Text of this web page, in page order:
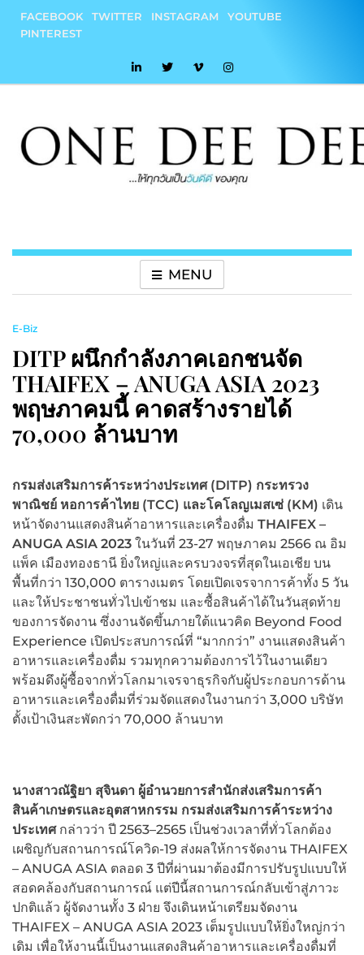
content
FACEBOOK TWITTER INSTAGRAM
YOUTUBE
PINTEREST
MENU
E-Biz
DITP ผนึกกำลังภาคเอกชนจัด
THAIFEX – ANUGA ASIA 2023
พฤษภาคมนี้ คาดสร้างรายได้
70,000 ล้านบาท
กรมส่งเสริมการค้าระหว่างประเทศ (DITP) กระทรวง
พาณิชย์ หอการค้าไทย (TCC) และโคโลญเมสเซ่ (KM) เดิน
หน้าจัดงานแสดงสินค้าอาหารและเครื่องดื่ม THAIFEX –
ANUGA ASIA 2023 ในวันที่ 23-27 พฤษภาคม 2566 ณ อิม
แพ็ค เมืองทองธานี ยิ่งใหญ่และครบวงจรที่สุดในเอเชีย บน
พื้นที่กว่า 130,000 ตารางเมตร โดยเปิดเจรจาการค้าทั้ง 5 วัน
และให้ประชาชนทั่วไปเข้าชม และซื้อสินค้าได้ในวันสุดท้าย
ของการจัดงาน ซึ่งงานจัดขึ้นภายใต้แนวคิด Beyond Food
Experience เปิดประสบการณ์ที่ “มากกว่า” งานแสดงสินค้า
อาหารและเครื่องดื่ม รวมทุกความต้องการไว้ในงานเดียว
พร้อมดึงผู้ซื้อจากทั่วโลกมาเจรจาธุรกิจกับผู้ประกอบการด้าน
อาหารและเครื่องดื่มที่ร่วมจัดแสดงในงานกว่า 3,000 บริษัท
ตั้งเป้าเงินสะพัดกว่า 70,000 ล้านบาท
นางสาวณัฐิยา สุจินดา ผู้อำนวยการสำนักส่งเสริมการค้า
สินค้าเกษตรและอุตสาหกรรม กรมส่งเสริมการค้าระหว่าง
ประเทศ กล่าวว่า ปี 2563–2565 เป็นช่วงเวลาที่ทั่วโลกต้อง
เผชิญกับสถานการณ์โควิด-19 ส่งผลให้การจัดงาน THAIFEX
– ANUGA ASIA ตลอด 3 ปีที่ผ่านมาต้องมีการปรับรูปแบบให้
สอดคล้องกับสถานการณ์ แต่ปีนี้สถานการณ์กลับเข้าสู่ภาวะ
ปกติแล้ว ผู้จัดงานทั้ง 3 ฝ่าย จึงเดินหน้าเตรียมจัดงาน
THAIFEX – ANUGA ASIA 2023 เต็มรูปแบบให้ยิ่งใหญ่กว่า
เดิม เพื่อให้งานนี้เป็นงานแสดงสินค้าอาหารและเครื่องดื่มที่